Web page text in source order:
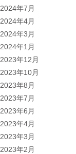
2024年7月
2024年4月
2024年3月
2024年1月
2023年12月
2023年10月
2023年8月
2023年7月
2023年6月
2023年4月
2023年3月
2023年2月